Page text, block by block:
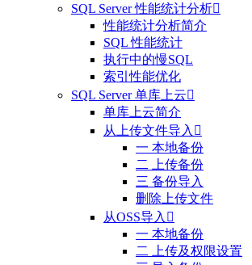
SQL Server 性能统计分析
性能统计分析简介
SQL 性能统计
执行中的慢SQL
索引性能优化
SQL Server 单库上云
单库上云简介
从上传文件导入 
一 本地备份
二 上传备份
三 备份导入
删除上传文件
从OSS导入 
一 本地备份
二 上传及权限设置